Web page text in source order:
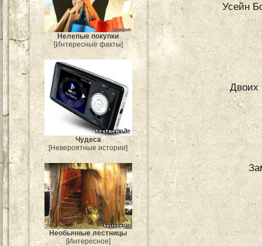
Нелепые покупки
[Интересные факты]
Чудеса
[Невероятные истории]
Необычные лестницы
[Интересное]
Усейн
Двоих